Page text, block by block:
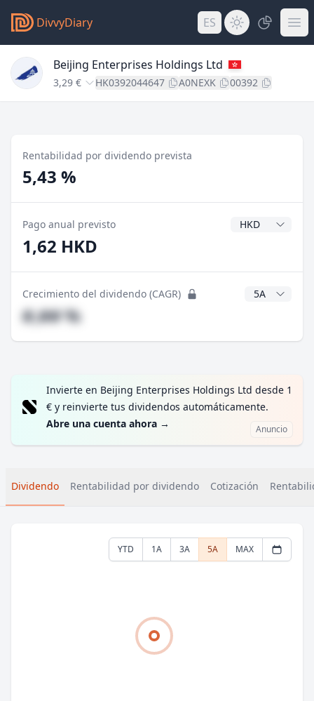
DivvyDiary ES
Beijing Enterprises Holdings Ltd
3,29 € HK0392044647 A0NEXK 00392
Rentabilidad por dividendo prevista
5,43 %
Pago anual previsto Divisa del
1,62 HKD
Crecimiento del dividendo (CAGR) Años CAGR
#,## %
Invierte en Beijing Enterprises Holdings Ltd desde 1
€ y reinvierte tus dividendos automáticamente.
Abre una cuenta ahora → Anuncio
Dividendo Rentabilidad por dividendo Cotización
YTD 1A 3A 5A MAX